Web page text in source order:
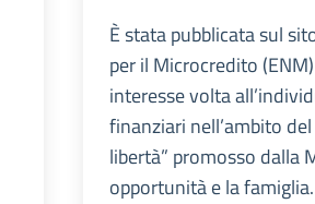
È stata pubblicata sul
per il Microcredito
interesse volta
finanziari nell’ambito
libertà” promosso dalla
opportunità e la famiglia.